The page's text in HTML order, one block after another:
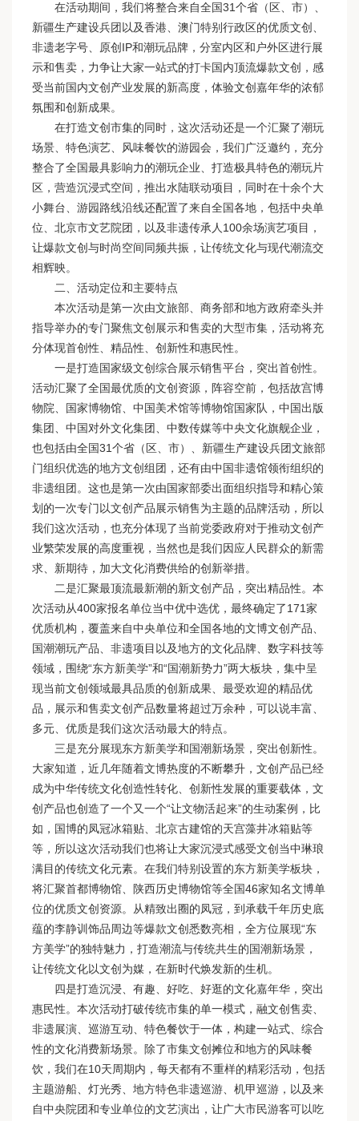
在活动期间，我们将整合来自全国31个省（区、市）、
新疆生产建设兵团以及香港、澳门特别行政区的优质文创、
非遗老字号、原创IP和潮玩品牌，分室内区和户外区进行展
示和售卖，力争让大家一站式的打卡国内顶流爆款文创，感
受当前国内文创产业发展的新高度，体验文创嘉年华的浓郁
氛围和创新成果。
在打造文创市集的同时，这次活动还是一个汇聚了潮玩
场景、特色演艺、风味餐饮的游园会，我们广泛邀约，充分
整合了全国最具影响力的潮玩企业、打造极具特色的潮玩片
区，营造沉浸式空间，推出水陆联动项目，同时在十余个大
小舞台、游园路线沿线还配置了来自全国各地，包括中央单
位、北京市文艺院团，以及非遗传承人100余场演艺项目，
让爆款文创与时尚空间同频共振，让传统文化与现代潮流交
相辉映。
二、活动定位和主要特点
本次活动是第一次由文旅部、商务部和地方政府牵头并
指导举办的专门聚焦文创展示和售卖的大型市集，活动将充
分体现首创性、精品性、创新性和惠民性。
一是打造国家级文创综合展示销售平台，突出首创性。
活动汇聚了全国最优质的文创资源，阵容空前，包括故宫博
物院、国家博物馆、中国美术馆等博物馆国家队，中国出版
集团、中国对外文化集团、中数传媒等中央文化旗舰企业，
也包括由全国31个省（区、市）、新疆生产建设兵团文旅部
门组织优选的地方文创组团，还有由中国非遗馆领衔组织的
非遗组团。这也是第一次由国家部委出面组织指导和精心策
划的一次专门以文创产品展示销售为主题的品牌活动，所以
我们这次活动，也充分体现了当前党委政府对于推动文创产
业繁荣发展的高度重视，当然也是我们因应人民群众的新需
求、新期待，加大文化消费供给的创新举措。
二是汇聚最顶流最新潮的新文创产品，突出精品性。本
次活动从400家报名单位当中优中选优，最终确定了171家
优质机构，覆盖来自中央单位和全国各地的文博文创产品、
国潮潮玩产品、非遗项目以及地方的文化品牌、数字科技等
领域，围绕“东方新美学”和“国潮新势力”两大板块，集中呈
现当前文创领域最具品质的创新成果、最受欢迎的精品优
品，展示和售卖文创产品数量将超过万余种，可以说丰富、
多元、优质是我们这次活动最大的特点。
三是充分展现东方新美学和国潮新场景，突出创新性。
大家知道，近几年随着文博热度的不断攀升，文创产品已经
成为中华传统文化创造性转化、创新性发展的重要载体，文
创产品也创造了一个又一个“让文物活起来”的生动案例，比
如，国博的凤冠冰箱贴、北京古建馆的天宫藻井冰箱贴等
等，所以这次活动我们也将让大家沉浸式感受文创当中琳琅
满目的传统文化元素。在我们特别设置的东方新美学板块，
将汇聚首都博物馆、陕西历史博物馆等全国46家知名文博单
位的优质文创资源。从精致出圈的凤冠，到承载千年历史底
蕴的李静训饰品周边等爆款文创悉数亮相，全方位展现“东
方美学”的独特魅力，打造潮流与传统共生的国潮新场景，
让传统文化以文创为媒，在新时代焕发新的生机。
四是打造沉浸、有趣、好吃、好逛的文化嘉年华，突出
惠民性。本次活动打破传统市集的单一模式，融文创售卖、
非遗展演、巡游互动、特色餐饮于一体，构建一站式、综合
性的文化消费新场景。除了市集文创摊位和地方的风味餐
饮，我们在10天周期内，每天都有不重样的精彩活动，包括
主题游船、灯光秀、地方特色非遗巡游、机甲巡游，以及来
自中央院团和专业单位的文艺演出，让广大市民游客可以吃